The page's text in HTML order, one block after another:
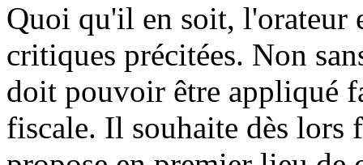
Quoi qu'il en soit, l'orateur
critiques précitées. Non
doit pouvoir être appliqué
fiscale. Il souhaite dès